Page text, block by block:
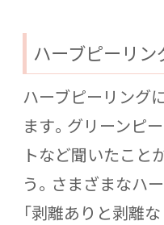
ハーブピーリン
ハーブピーリング
ます。グリーンピ
トなど聞いたこと
う。さまざまなハ
「剥離ありと剥離